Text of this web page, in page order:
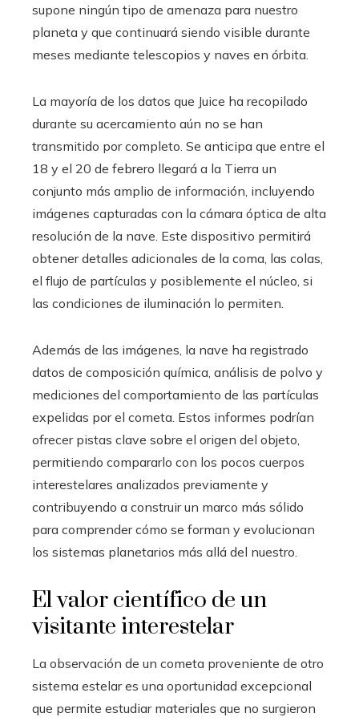
supone ningún tipo de amenaza para nuestro
planeta y que continuará siendo visible durante
meses mediante telescopios y naves en órbita.
La mayoría de los datos que Juice ha recopilado
durante su acercamiento aún no se han
transmitido por completo. Se anticipa que entre el
18 y el 20 de febrero llegará a la Tierra un
conjunto más amplio de información, incluyendo
imágenes capturadas con la cámara óptica de alta
resolución de la nave. Este dispositivo permitirá
obtener detalles adicionales de la coma, las colas,
el flujo de partículas y posiblemente el núcleo, si
las condiciones de iluminación lo permiten.
Además de las imágenes, la nave ha registrado
datos de composición química, análisis de polvo y
mediciones del comportamiento de las partículas
expelidas por el cometa. Estos informes podrían
ofrecer pistas clave sobre el origen del objeto,
permitiendo compararlo con los pocos cuerpos
interestelares analizados previamente y
contribuyendo a construir un marco más sólido
para comprender cómo se forman y evolucionan
los sistemas planetarios más allá del nuestro.
El valor científico de un
visitante interestelar
La observación de un cometa proveniente de otro
sistema estelar es una oportunidad excepcional
que permite estudiar materiales que no surgieron